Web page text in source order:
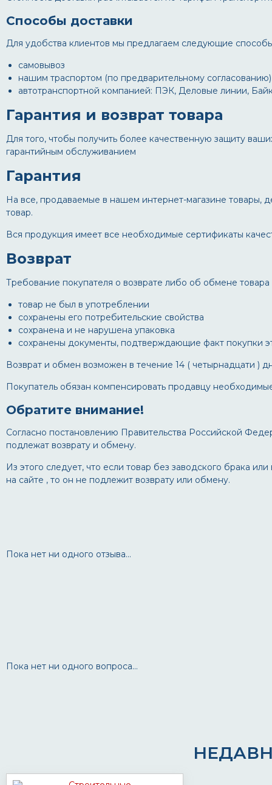
Способы доставки
Для удобства клиентов мы предлагаем следующие способы
самовывоз
нашим траспортом (по предварительному согласованию)
автотранспортной компанией: ПЭК, Деловые линии,
Гарантия и возврат товара
Для того, чтобы получить более качественную защиту
гарантийным обслуживанием
Гарантия
На все, продаваемые в нашем интернет-магазине товары,
товар.
Вся продукция имеет все необходимые сертификаты
Возврат
Требование покупателя о возврате либо об обмене
товар не был в употреблении
сохранены его потребительские свойства
сохранена и не нарушена упаковка
сохранены документы, подтверждающие факт покупки
Возврат и обмен возможен в течение 14 ( четырнадцати )
Покупатель обязан компенсировать продавцу
Обратите внимание!
Согласно постановлению Правительства Российской
подлежат возврату и обмену.
Из этого следует, что если товар без заводского брака
на сайте , то он не подлежит возврату или обмену.
Пока нет ни одного отзыва...
Пока нет ни одного вопроса...